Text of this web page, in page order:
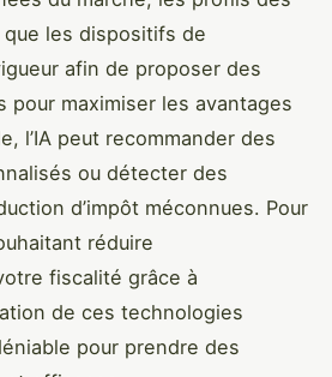
les dispositifs de
afin de proposer des
pour maximiser les avantages
l’IA peut recommander des
ou détecter des
d’impôt méconnues. Pour
réduire
fiscalité grâce à
de ces technologies
pour prendre des